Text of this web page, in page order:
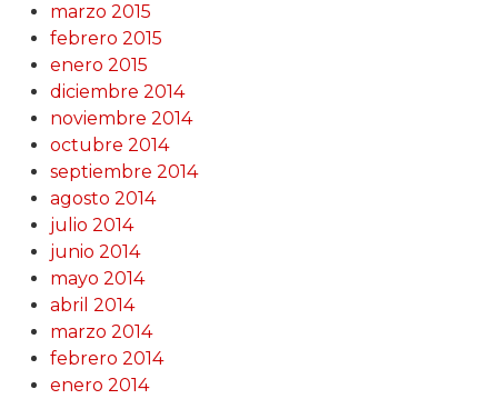
marzo 2015
febrero 2015
enero 2015
diciembre 2014
noviembre 2014
octubre 2014
septiembre 2014
agosto 2014
julio 2014
junio 2014
mayo 2014
abril 2014
marzo 2014
febrero 2014
enero 2014